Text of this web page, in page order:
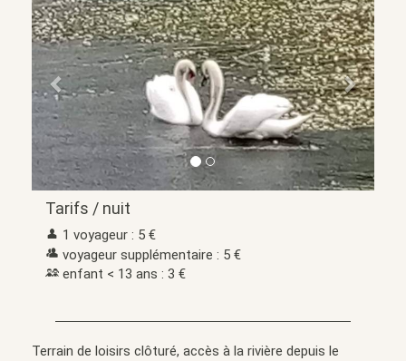
Tarifs / nuit
1 voyageur : 5 €
voyageur supplémentaire : 5 €
enfant < 13 ans : 3 €
Terrain de loisirs clôturé, accès à la rivière depuis le